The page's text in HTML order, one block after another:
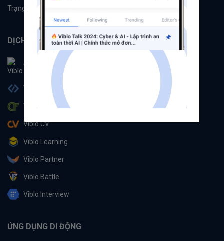
Trạng thái hệ thống
DỊCH VỤ
Viblo
Viblo Code
Viblo CTF
Viblo CV
Viblo Learning
Viblo Partner
Viblo Battle
Viblo Interview
ỨNG DỤNG DI ĐỘNG